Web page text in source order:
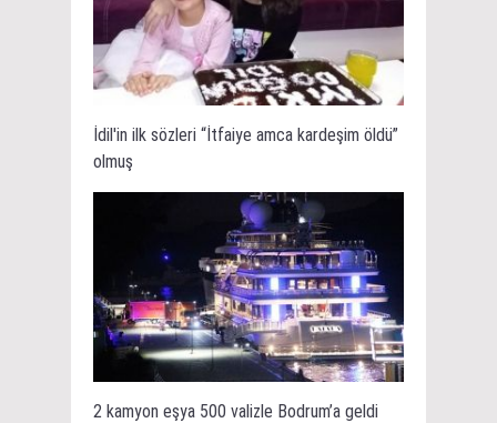
İdil'in ilk sözleri “İtfaiye amca kardeşim öldü”
olmuş
2 kamyon eşya 500 valizle Bodrum’a geldi